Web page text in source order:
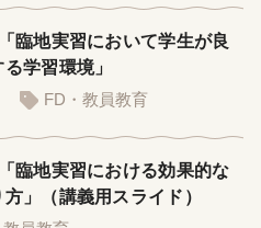
臨地実習において学生が良
学習環境」
FD・教員教育
臨地実習における効果的な
」（講義用スライド）